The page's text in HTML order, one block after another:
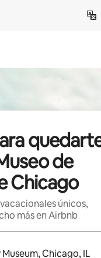
de
Chicago
únicos,
más en Airbnb
estén disponibles,